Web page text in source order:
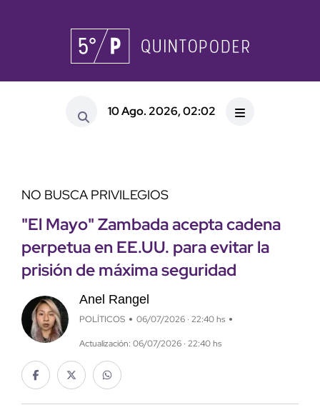
10 Ago. 2026, 02:02
NO BUSCA PRIVILEGIOS
"El Mayo" Zambada acepta cadena
perpetua en EE.UU. para evitar la
prisión de máxima seguridad
Anel Rangel
POLÍTICOS 06/07/2026 · 22:40 hs
Actualización: 06/07/2026 · 22:40 hs